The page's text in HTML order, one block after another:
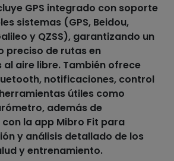
GPS integrado con soporte
sistemas (GPS, Beidou,
y QZSS), garantizando un
preciso de rutas en
aire libre. También ofrece
notificaciones, control
útiles como
además de
la app Mibro Fit para
y análisis detallado de los
y entrenamiento.